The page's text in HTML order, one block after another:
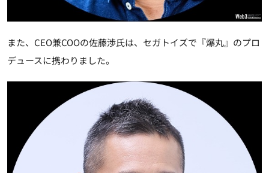
また、CEO兼COOの佐藤渉氏は、セガトイズで『爆丸』のプロ
デュースに携わりました。